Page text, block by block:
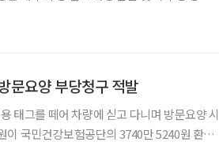
문요양 부당청구 적발
태그를 떼어 차량에 싣고 다니며 방문요양 시
이 국민건강보험공단의 3740만 5240원 환수